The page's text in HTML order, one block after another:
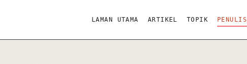
LAMAN UTAMA ARTIKEL TOPIK PENULIS